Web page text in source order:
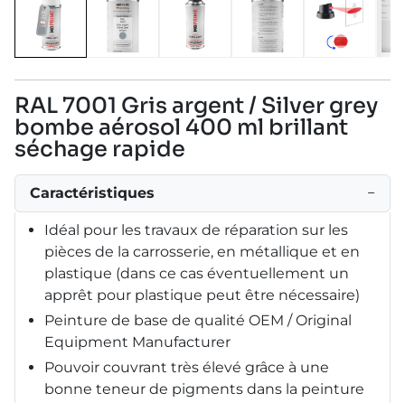
RAL 7001 Gris argent / Silver grey
bombe aérosol 400 ml brillant
séchage rapide
Caractéristiques −
Idéal pour les travaux de réparation sur les
pièces de la carrosserie, en métallique et en
plastique (dans ce cas éventuellement un
apprêt pour plastique peut être nécessaire)
Peinture de base de qualité OEM / Original
Equipment Manufacturer
Pouvoir couvrant très élevé grâce à une
bonne teneur de pigments dans la peinture